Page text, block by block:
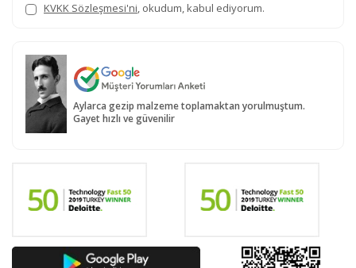
KVKK Sözleşmesi'ni, okudum, kabul ediyorum.
Aylarca gezip malzeme toplamaktan yorulmuştum.
Gayet hızlı ve güvenilir